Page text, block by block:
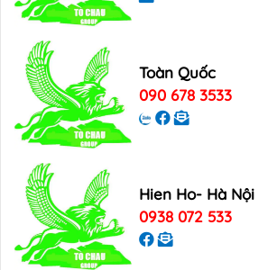
Toàn Quốc
090 678 3533
Hien Ho- Hà Nội
0938 072 533